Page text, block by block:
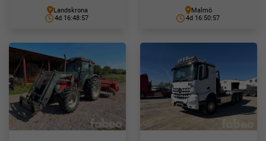
Landskrona
4d 16:48:56
Malmö
4d 16:50:56